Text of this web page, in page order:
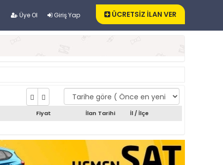
Üye Ol Giriş Yap ÜCRETSİZ İLAN VER
Fiyat İlan Tarihi İl / İlçe